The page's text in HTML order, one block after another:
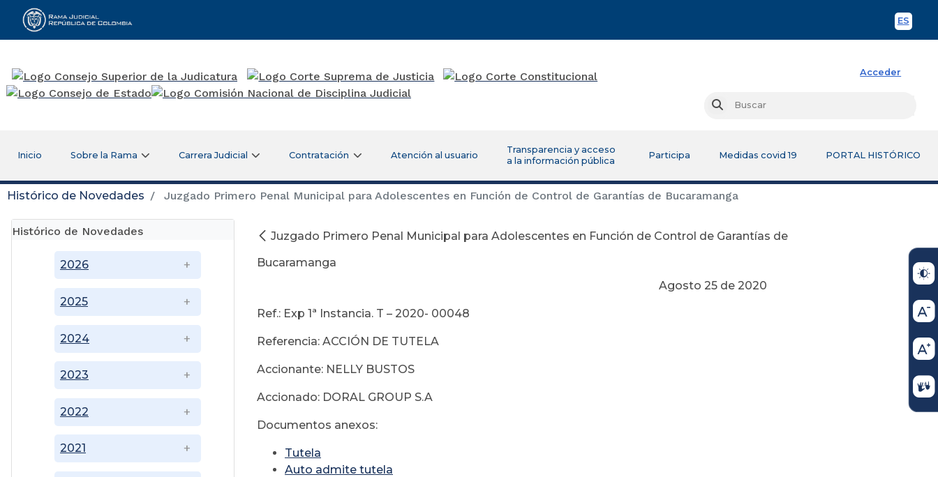
ES
Rama Judicial
Acceder
Buscar
Inicio Sobre la Rama Carrera Judicial Contratación Atención al usuario
Transparencia y acceso
a la información pública
Participa Medidas covid 19 PORTAL HISTÓRICO
Histórico de Novedades Juzgado Primero Penal Municipal para Adolescentes en Función de Control de Garantías de Bucaramanga
Histórico de Novedades
2021
2022
2023
2024
2025
2026
Juzgado Primero Penal Municipal para Adolescentes en Función de Control de Garantías de
Bucaramanga
Agosto 25 de 2020
Ref.: Exp 1ª Instancia. T – 2020- 00048
Referencia: ACCIÓN DE TUTELA
Accionante: NELLY BUSTOS
Accionado: DORAL GROUP S.A
Documentos anexos:
Tutela
Auto admite tutela